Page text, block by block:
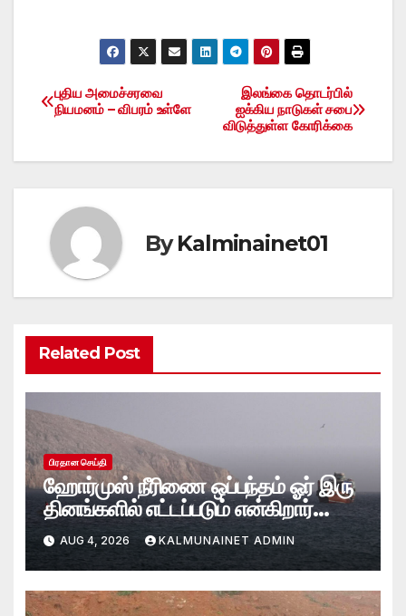
Post
இலங்கை தொடர்பில்
ஐக்கிய நாடுகள் சபை
விடுத்துள்ள கோரிக்கை
புதிய அமைச்சரவை
நியமனம் – விபரம் உள்ளே
ByKalminainet01
Related Post
பிரதான செய்தி
ஹோர்முஸ் நீரிணை ஒப்பந்தம் ஓர் இரு
தினங்களில் எட்டப்படும் என்கிறார்
அமெரிக்க கருவூலச் செயலாளர்
ஸ்காட் பெசென்ட்!
AUG 4, 2026 KALMUNAINET ADMIN